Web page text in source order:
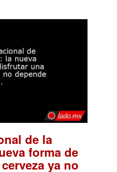
de la
forma de
ya no